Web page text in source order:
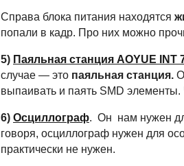
Справа блока питания находятся
попали в кадр. Про них можно
5) Паяльная станция AOYUE INT
случае — это паяльная станция.
выпаивать и паять SMD элементы.
6) Осциллограф. Он нам нужен
говоря, осциллограф нужен для
практически не нужен.